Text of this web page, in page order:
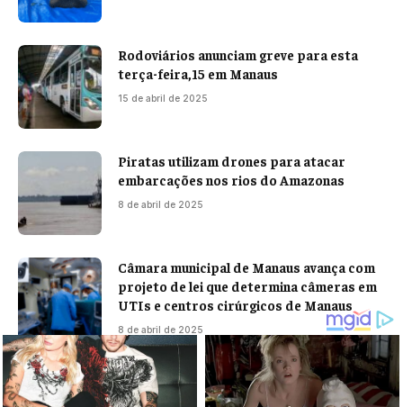
Rodoviários anunciam greve para esta
terça-feira,15 em Manaus
15 de abril de 2025
Piratas utilizam drones para atacar
embarcações nos rios do Amazonas
8 de abril de 2025
Câmara municipal de Manaus avança com
projeto de lei que determina câmeras em
UTIs e centros cirúrgicos de Manaus
8 de abril de 2025